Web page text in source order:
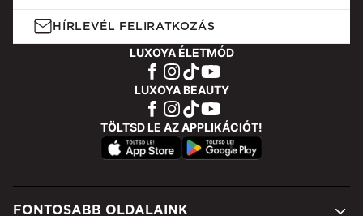
HÍRLEVÉL FELIRATKOZÁS
LUXOYA ÉLETMÓD
LUXOYA BEAUTY
TÖLTSD LE AZ APPLIKÁCIÓT!
FONTOSABB OLDALAINK